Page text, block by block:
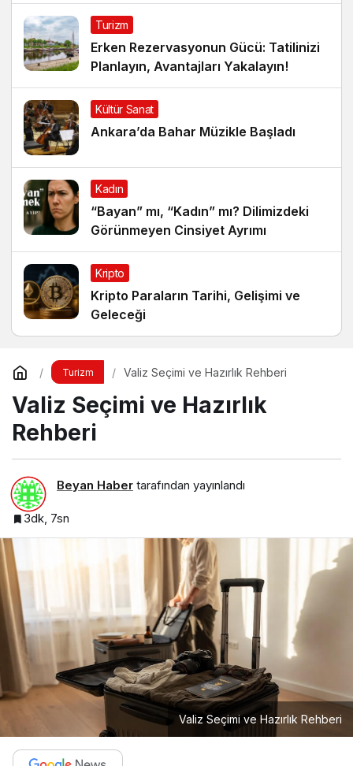
Turizm
Erken Rezervasyonun Gücü: Tatilinizi
Planlayın, Avantajları Yakalayın!
Kültür Sanat
Ankara’da Bahar Müzikle Başladı
Kadın
“Bayan” mı, “Kadın” mı? Dilimizdeki
Görünmeyen Cinsiyet Ayrımı
Kripto
Kripto Paraların Tarihi, Gelişimi ve
Geleceği
Turizm Valiz Seçimi ve Hazırlık Rehberi
Valiz Seçimi ve Hazırlık
Rehberi
Beyan Haber tarafından yayınlandı
3dk, 7sn
Valiz Seçimi ve Hazırlık Rehberi